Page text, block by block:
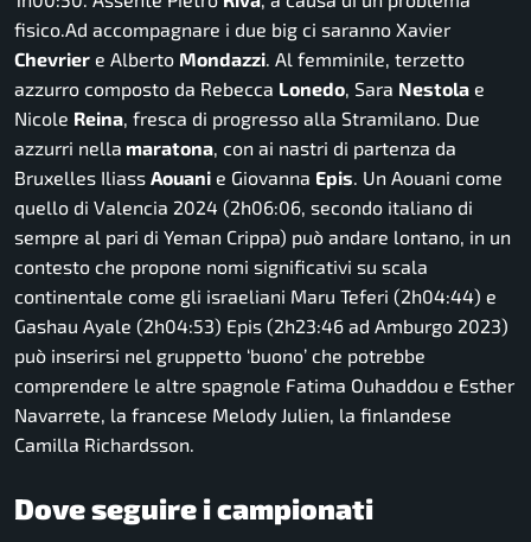
fisico.Ad accompagnare i due big ci saranno Xavier
Chevrier e Alberto Mondazzi. Al femminile, terzetto
azzurro composto da Rebecca Lonedo, Sara Nestola e
Nicole Reina, fresca di progresso alla Stramilano. Due
azzurri nella maratona, con ai nastri di partenza da
Bruxelles Iliass Aouani e Giovanna Epis. Un Aouani come
quello di Valencia 2024 (2h06:06, secondo italiano di
sempre al pari di Yeman Crippa) può andare lontano, in un
contesto che propone nomi significativi su scala
continentale come gli israeliani Maru Teferi (2h04:44) e
Gashau Ayale (2h04:53) Epis (2h23:46 ad Amburgo 2023)
può inserirsi nel gruppetto ‘buono’ che potrebbe
comprendere le altre spagnole Fatima Ouhaddou e Esther
Navarrete, la francese Melody Julien, la finlandese
Camilla Richardsson.
Dove seguire i campionati